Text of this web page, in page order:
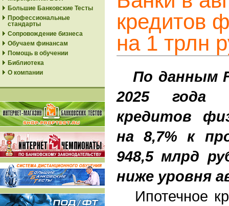
Большие Банковские Тесты
Профессиональные
стандарты
Сопровождение бизнеса
Обучаем финансам
Помощь в обучении
Библиотека
О компании
кредитов
на 1 трлн
По данным
2025 года
кредитов
на 8,7% к
948,5 млрд
ниже уровня
Ипотечное